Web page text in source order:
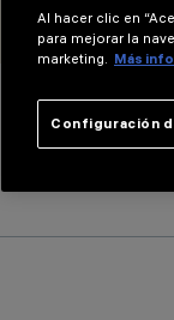
Al hacer clic en
para mejorar la
marketing. Más
Configuración